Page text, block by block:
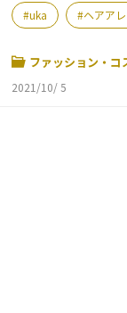
uka ヘアア
ファッション・コ
2021/10/ 5